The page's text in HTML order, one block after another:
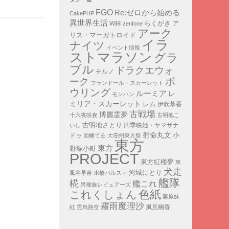
CakePHP FGO Re:ゼロから始める
異世界生活 W杯 zenfone らくがき ア
リス・マーガトロイド アーク
ナイツ イベント情報 イラ
ストマラソン グラ
ブル チルノ
ドラクエウォ
ーク フランドール・スカーレット ボ
ウリング モンハン ルーミア レ
ミリア・スカーレット
レム 伊吹萃香
十六夜咲夜 博麗霊夢 古戦場 古明地こ
いし 古明地さとり 四季映姫・ヤマザナ
ドゥ 因幡てゐ 大⑨州東方祭 射命丸文 小
野塚小町 東方 東方
PROJECT 東方紅楼夢 東
風谷早苗 水橋パルスィ 河城にとり 犬走
椛 異種族レビュアーズ 艦これ艦隊
これくしょん 色紙 藤原妹
紅 霊烏路空 霧雨魔理沙 風見幽香